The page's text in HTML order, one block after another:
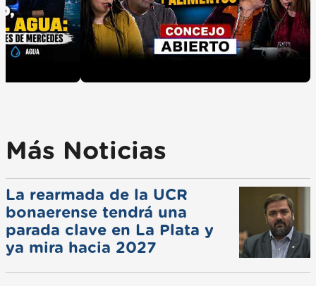
Más Noticias
La rearmada de la UCR
bonaerense tendrá una
parada clave en La Plata y
ya mira hacia 2027